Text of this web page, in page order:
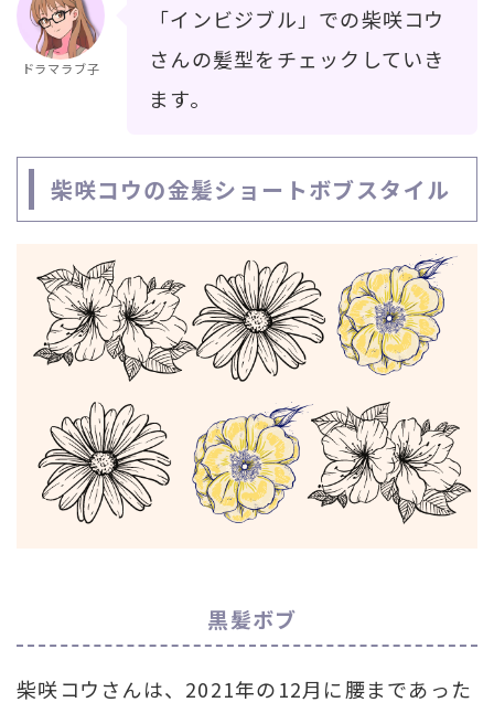
ドラマラブ子
「インビジブル」での柴咲コウ
さんの髪型をチェックしていき
ます。
柴咲コウの金髪ショートボブスタイル
黒髪ボブ
柴咲コウさんは、2021年の12月に腰まであった